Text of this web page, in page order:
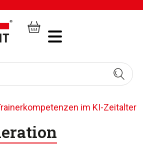
im KI-Zeitalter